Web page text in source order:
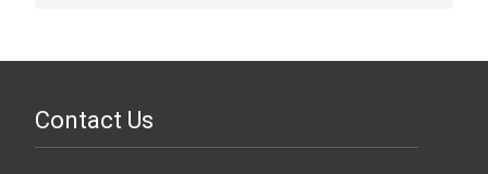
Contact Us